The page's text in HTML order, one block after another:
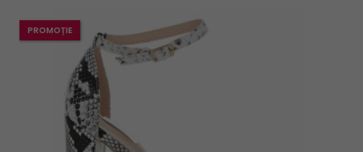
PROMOȚIE